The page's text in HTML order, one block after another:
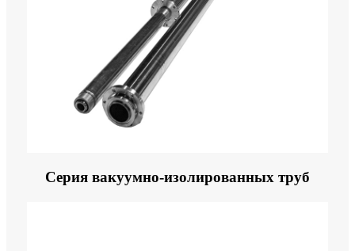
Серия вакуумно-изолированных труб